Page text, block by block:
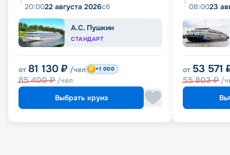
20:0022 августа 2026сб
А.С. Пушкин
СТАНДАРТ
от 81 130 ₽ /чел
85 400₽ /чел
+1 000
Выбрать круиз
08:0023
от 53 571
55 803₽ /